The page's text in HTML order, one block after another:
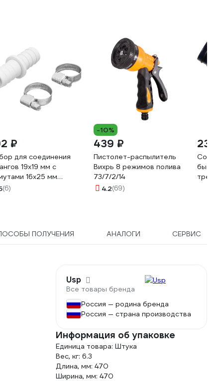
₽
для соединения
19x19 мм с
16х25 мм
(6)
-10%
439 ₽
Пистолет-распылитель
Вихрь 8 режимов полива
73/7/2/14
4.2(69)
236
ПОЛУЧЕНИЯ АНАЛОГИ СЕРВИС
Usp
Все товары бренда
Россия — родина бренда
Россия — страна производства
Информация об упаковке
Единица товара: Штука
Вес, кг: 6.3
Длина, мм: 470
Ширина, мм: 470